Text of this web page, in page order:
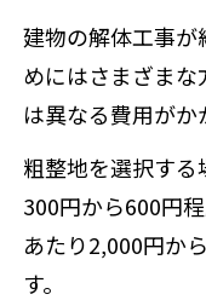
建物の解体工事
めにはさまざま
は異なる費用がか
粗整地を選択す
300円から600円
あたり2,000円か
す。